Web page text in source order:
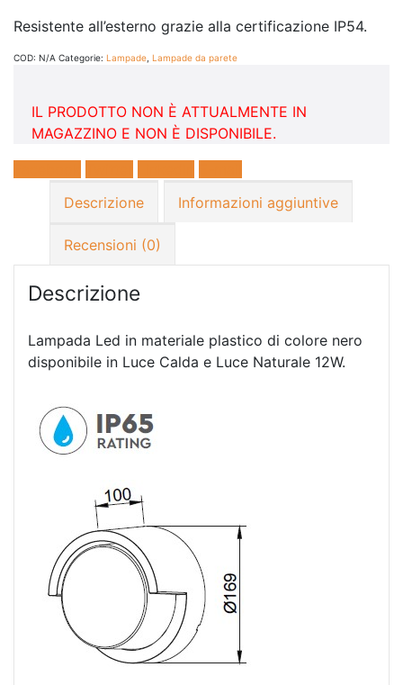
Resistente all’esterno grazie alla certificazione IP54.
COD: N/A Categorie: Lampade Lampade da parete
IL PRODOTTO NON È ATTUALMENTE IN
MAGAZZINO E NON È DISPONIBILE.
Descrizione
Informazioni aggiuntive
Recensioni (0)
Descrizione
Lampada Led in materiale plastico di colore nero
disponibile in Luce Calda e Luce Naturale 12W.